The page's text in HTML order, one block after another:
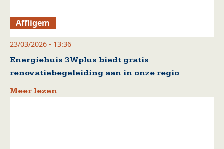
Affligem
23/03/2026 - 13:36
Energiehuis 3Wplus biedt gratis
renovatiebegeleiding aan in onze regio
Meer lezen